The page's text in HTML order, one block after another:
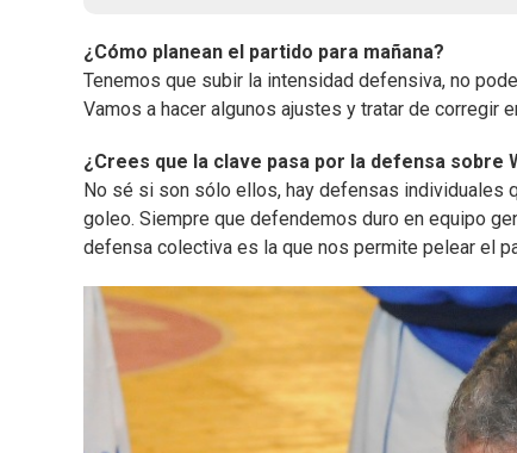
¿Cómo planean el partido para mañana?
Tenemos que subir la intensidad defensiva, no
Vamos a hacer algunos ajustes y tratar de corregir
¿Crees que la clave pasa por la defensa sobre
No sé si son sólo ellos, hay defensas individuales
goleo. Siempre que defendemos duro en equipo
defensa colectiva es la que nos permite pelear el